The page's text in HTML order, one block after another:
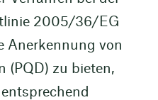
2005/36/EG
Anerkennung von
(PQD) zu bieten,